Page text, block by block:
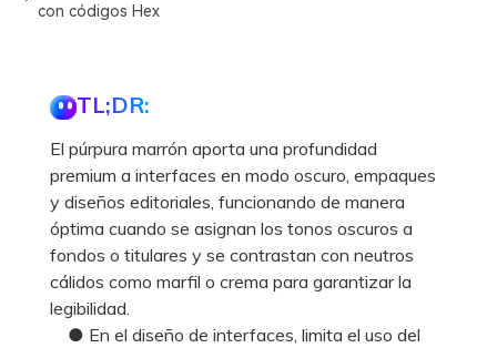
con códigos Hex
TL;DR:
El púrpura marrón aporta una profundidad
premium a interfaces en modo oscuro, empaques
y diseños editoriales, funcionando de manera
óptima cuando se asignan los tonos oscuros a
fondos o titulares y se contrastan con neutros
cálidos como marfil o crema para garantizar la
legibilidad.
● En el diseño de interfaces, limita el uso del